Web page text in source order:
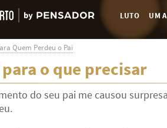
LUTO UM
Quem Perdeu o Pai
o que precisar
do seu pai me causou